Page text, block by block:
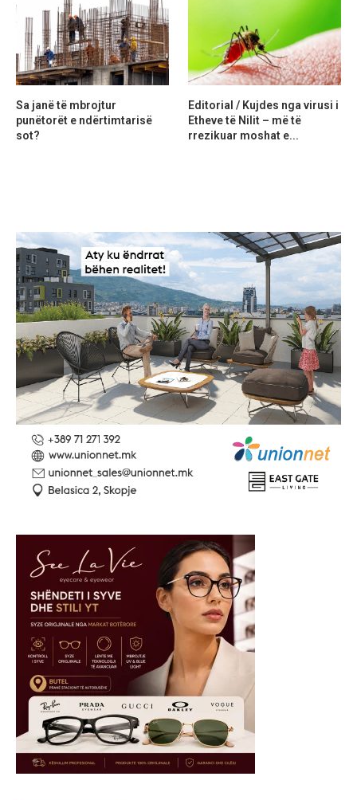
Sa janë të mbrojtur
punëtorët e ndërtimtarisë
sot?
Editorial / Kujdes nga virusi i
Etheve të Nilit – më të
rrezikuar moshat e...